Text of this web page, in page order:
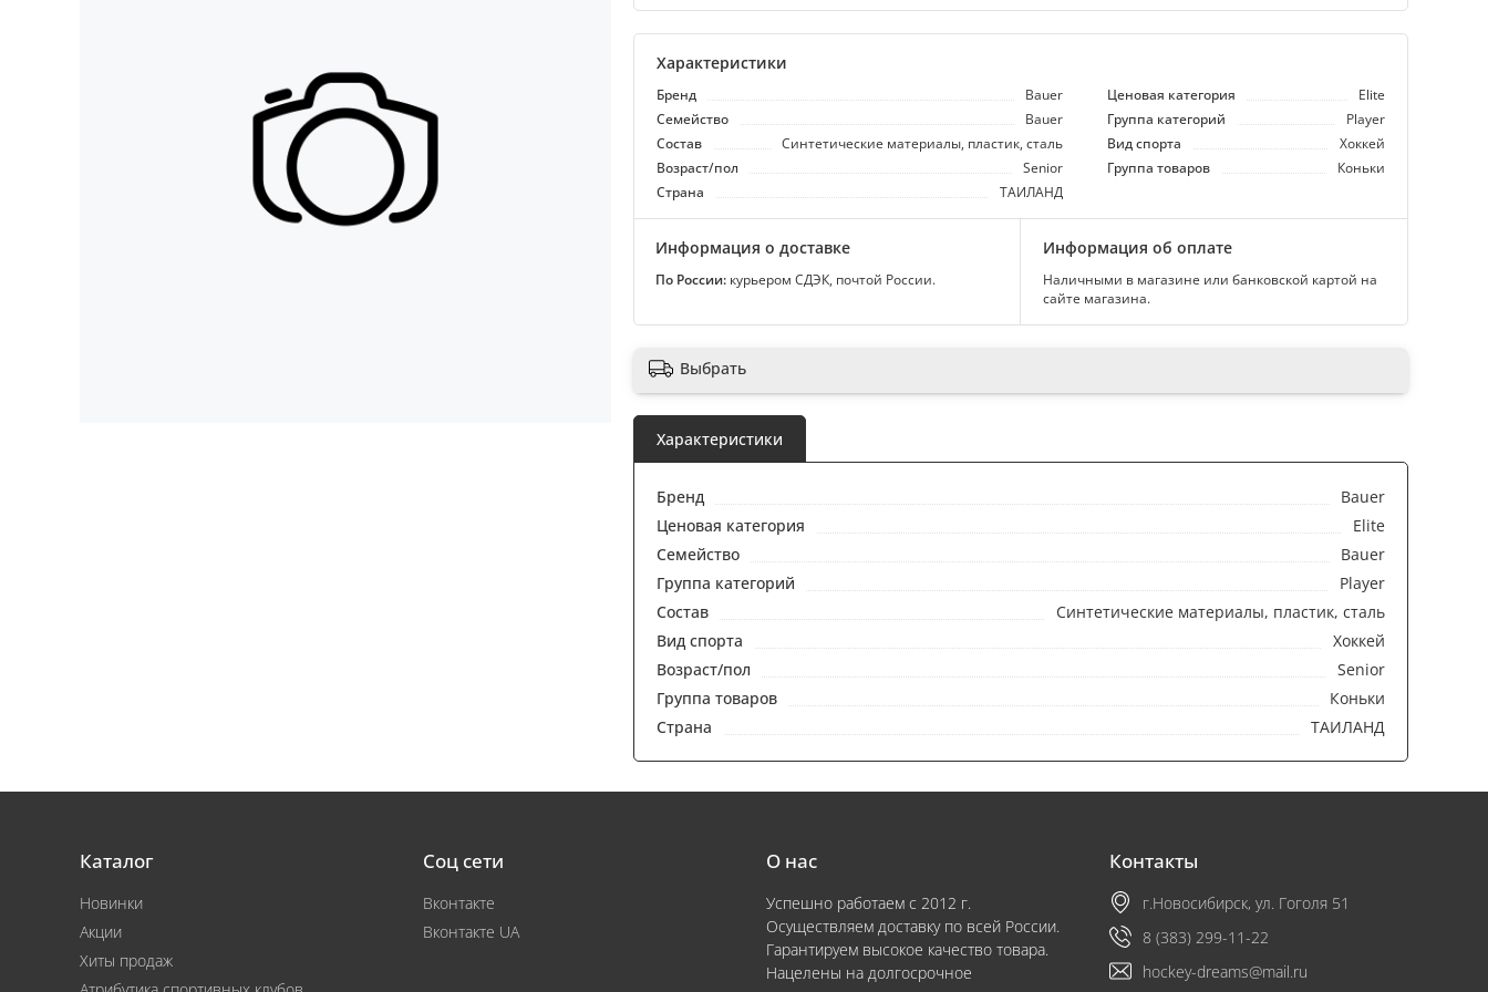
Характеристики
Бренд Bauer Ценовая категория
Elite
Семейство
Bauer Группа категорий
Player
Состав
Синтетические материалы, пластик, сталь Вид спорта
Хоккей
Возраст/пол
Senior Группа товаров
Коньки
Страна
ТАИЛАНД
Информация о доставке
По России: курьером СДЭК, почтой России.
Информация об оплате
Наличными в магазине или банковской картой на
сайте магазина.
Выбрать
Характеристики
Бренд
Bauer
Ценовая категория
Elite
Семейство
Bauer
Группа категорий
Player
Состав
Синтетические материалы, пластик, сталь
Вид спорта
Хоккей
Возраст/пол
Senior
Группа товаров
Коньки
Страна
ТАИЛАНД
Каталог
Новинки
Акции
Хиты продаж
Соц сети
Вконтакте
Вконтакте UA
О нас
Успешно работаем с 2012 г.
Осуществляем доставку по всей России.
Гарантируем высокое качество товара.
Нацелены на долгосрочное
Контакты
г.Новосибирск, ул. Гоголя 51
8 (383) 299-11-22
hockey-dreams@mail.ru